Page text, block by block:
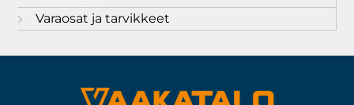
Varaosat ja tarvikkeet